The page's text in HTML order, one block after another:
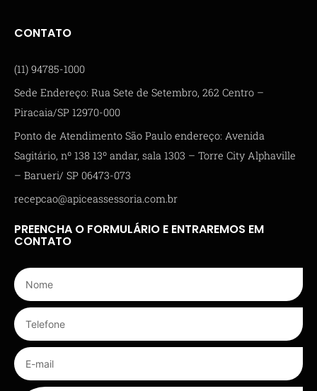
CONTATO
(11) 94785-1000
Sede Endereço: Rua Sete de Setembro, 262 Centro –
Piracaia/SP 12970-000
Ponto de Atendimento São Paulo endereço: Avenida
Sagitário, nº 138 13º andar, sala 1303 – Torre City Alphaville
– Barueri/ SP 06473-073
recepcao@apiceassessoria.com.br
PREENCHA O FORMULÁRIO E ENTRAREMOS EM
CONTATO